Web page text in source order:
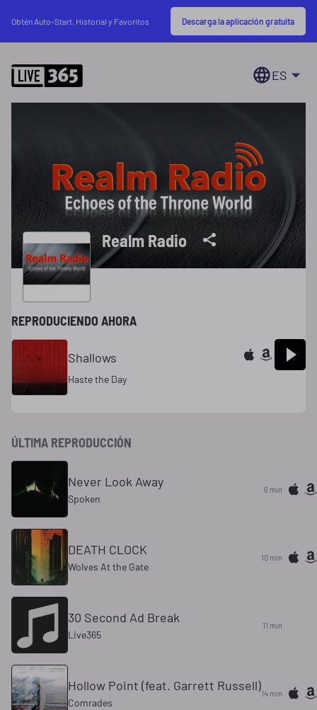
Obtén Auto-Start, Historial y Favoritos Descarga la aplicación gratuita
ES
Realm Radio
REPRODUCIENDO AHORA
Shallows
Haste the Day
ÚLTIMA REPRODUCCIÓN
Never Look Away
Spoken
6 min
DEATH CLOCK
Wolves At the Gate
10 min
30 Second Ad Break
Live365
11 min
Hollow Point (feat. Garrett Russell)
Comrades
14 min